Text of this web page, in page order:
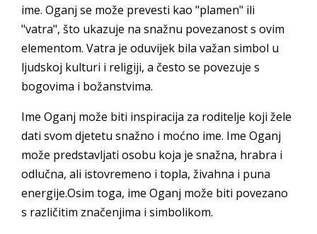
ime. Oganj se može prevesti kao "plamen" ili
"vatra", što ukazuje na snažnu povezanost s ovim
elementom. Vatra je oduvijek bila važan simbol u
ljudskoj kulturi i religiji, a često se povezuje s
bogovima i božanstvima.
Ime Oganj može biti inspiracija za roditelje koji žele
dati svom djetetu snažno i moćno ime. Ime Oganj
može predstavljati osobu koja je snažna, hrabra i
odlučna, ali istovremeno i topla, živahna i puna
energije.Osim toga, ime Oganj može biti povezano
s različitim značenjima i simbolikom.